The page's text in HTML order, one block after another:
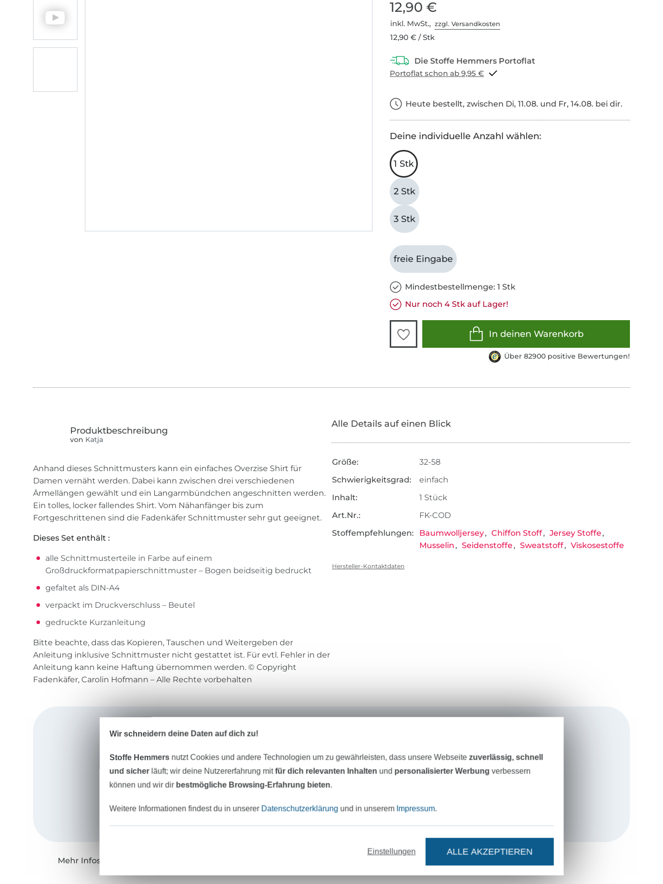
12,90 €
inkl. MwSt.,zzgl. Versandkosten
12,90 € / Stk
Portoflat schon ab 9,95 €
Heute bestellt, zwischen Di, 11.08. und Fr, 14.08. bei dir.
Deine individuelle Anzahl wählen:
1 Stk
2 Stk
3 Stk
freie Eingabe
Mindestbestellmenge: 1 Stk
Nur noch 4 Stk auf Lager!
In deinen Warenkorb
Über 82900 positive Bewertungen!
von Katja
Anhand dieses Schnittmusters kann ein einfaches Overzise Shirt für
Damen vernäht werden. Dabei kann zwischen drei verschiedenen
Ärmellängen gewählt und ein Langarmbündchen angeschnitten werden.
Ein tolles, locker fallendes Shirt. Vom Nähanfänger bis zum
Fortgeschrittenen sind die Fadenkäfer Schnittmuster sehr gut geeignet.
Dieses Set enthält :
alle Schnittmusterteile in Farbe auf einem
Großdruckformatpapierschnittmuster – Bogen beidseitig bedruckt
gefaltet als DIN-A4
verpackt im Druckverschluss – Beutel
gedruckte Kurzanleitung
Bitte beachte, dass das Kopieren, Tauschen und Weitergeben der
Anleitung inklusive Schnittmuster nicht gestattet ist. Für evtl. Fehler in der
Anleitung kann keine Haftung übernommen werden. © Copyright
Fadenkäfer, Carolin Hofmann – Alle Rechte vorbehalten
Alle Details auf einen Blick
Größe:
32-58
Schwierigkeitsgrad:
einfach
Inhalt:
1 Stück
Art.Nr.:
FK-COD
Stoffempfehlungen:
Baumwolljersey Chiffon Stoff
Jersey Stoffe
Musselin
Seidenstoffe Sweatstoff Viskosestoffe
Hersteller-Kontaktdaten
Mein Name ist Carolinund ich bin das Gesicht hinter
dem Label
Fadenkäfer
Zusammen mit meiner Schnittdirektrice entwerfe ich
Alle Schnitte werden intensiv und in allen Größen in
einem großen Team auf Herz und Nieren getestet. So
entstehen hochwertige und liebevoll gestaltete
Schnittmuster, die einfach nachzuarbeiten sind.
Bebilderte Schritt-für-Schritt-Anleitungen und der
Mehr Infos zu "Fadenkäfer"
Wir schneidern deine Daten auf dich zu!
Stoffe Hemmers nutzt Cookies und andere Technologien um zu gewährleisten, dass unsere Webseitezuverlässig, schnell
und sicherläuft; wir deine Nutzererfahrung mitfür dich relevanten Inhalten und personalisierter Werbung verbessern
können und wir dir bestmögliche Browsing-Erfahrung bieten.
Weitere Informationen findest du in unserer Datenschutzerklärung und in unserem Impressum.
Einstellungen ALLE AKZEPTIEREN